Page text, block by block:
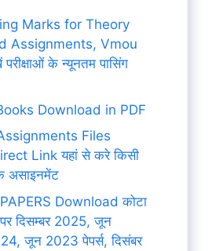
Marks for Theory
Assignments, Vmou
के न्यूनतम पासिंग
Download in PDF
Files
Link यहां से करे किसी
के असाइनमेंट
Download कोटा
दिसम्बर 2025, जून
जून 2023 पेपर्स, दिसंबर